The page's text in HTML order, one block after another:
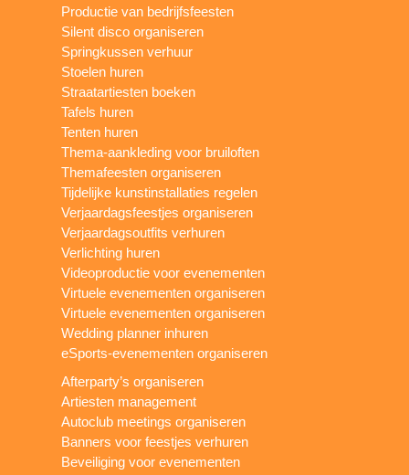
Productie van bedrijfsfeesten
Silent disco organiseren
Springkussen verhuur
Stoelen huren
Straatartiesten boeken
Tafels huren
Tenten huren
Thema-aankleding voor bruiloften
Themafeesten organiseren
Tijdelijke kunstinstallaties regelen
Verjaardagsfeestjes organiseren
Verjaardagsoutfits verhuren
Verlichting huren
Videoproductie voor evenementen
Virtuele evenementen organiseren
Virtuele evenementen organiseren
Wedding planner inhuren
eSports-evenementen organiseren
Afterparty’s organiseren
Artiesten management
Autoclub meetings organiseren
Banners voor feestjes verhuren
Beveiliging voor evenementen